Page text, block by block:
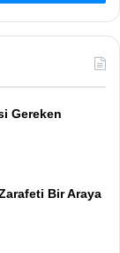
Gereken
Bir Araya